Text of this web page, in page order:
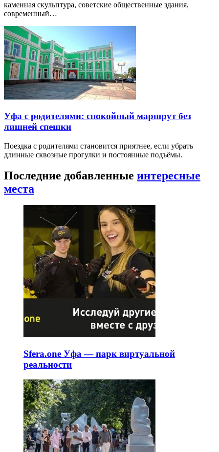
каменная скульптура, советские общественные здания,
современный…
Уфа с родителями: спокойный маршрут без
лишней спешки
Поездка с родителями становится приятнее, если убрать
длинные сквозные прогулки и постоянные подъёмы.
Последние добавленные интересные
места
Sfera.one Уфа — парк виртуальной
реальности